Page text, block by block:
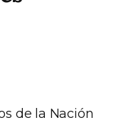
de la Nación